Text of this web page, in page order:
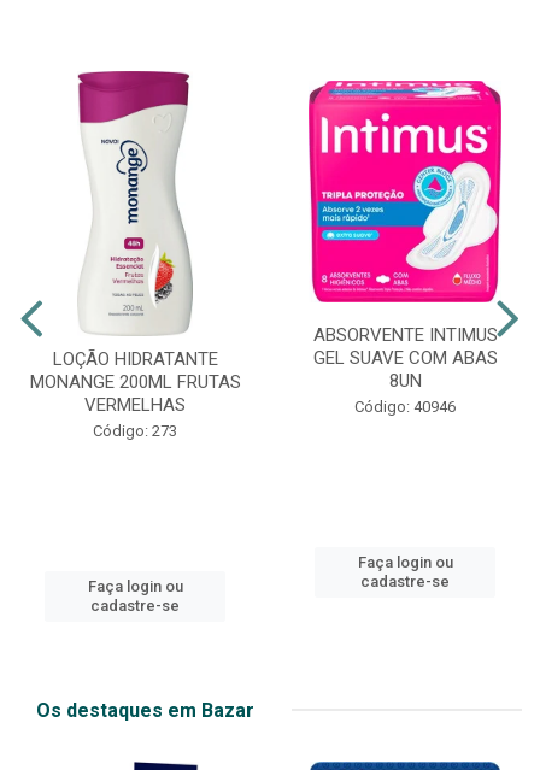
LOÇÃO HIDRATANTE
MONANGE 200ML FRUTAS
VERMELHAS
Código: 273
Faça login ou
cadastre-se
ABSORVENTE INTIMUS
GEL SUAVE COM ABAS
8UN
Código: 40946
Faça login ou
cadastre-se
Os destaques em Bazar